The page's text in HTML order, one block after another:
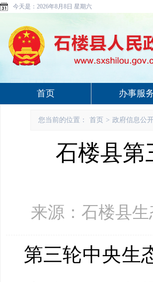
今天是： 2026年8月8日 星期六
首页 办事服
您当前的位置： 首页 > 政府信息公
石楼县第
来源：石楼县生
第三轮中央生